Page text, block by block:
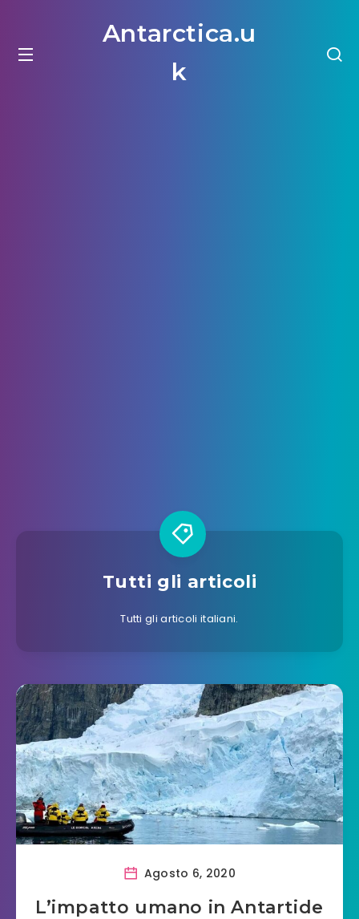
Antarctica.u
k
Tutti gli articoli
Tutti gli articoli italiani.
Agosto 6, 2020
L’impatto umano in Antartide